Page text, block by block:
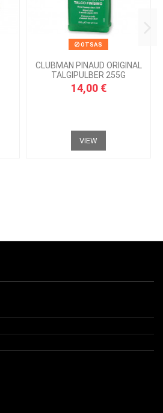
OTSAS
CLUBMAN PINAUD ORIGINAL
TALGIPULBER 255G
14,00 €
VIEW